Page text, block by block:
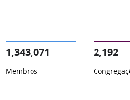
1,343,071
Membros
2,192